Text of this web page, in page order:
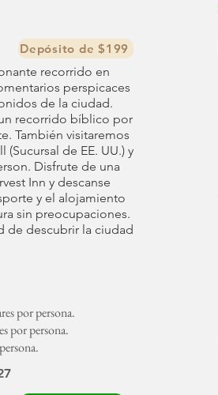
Depósito de $199
recorrido en
perspicaces
de la ciudad.
recorrido bíblico por
También visitaremos
de EE. UU.) y
Disfrute de una
Inn y descanse
y el alojamiento
sin preocupaciones.
de descubrir la ciudad
por persona.
por persona.